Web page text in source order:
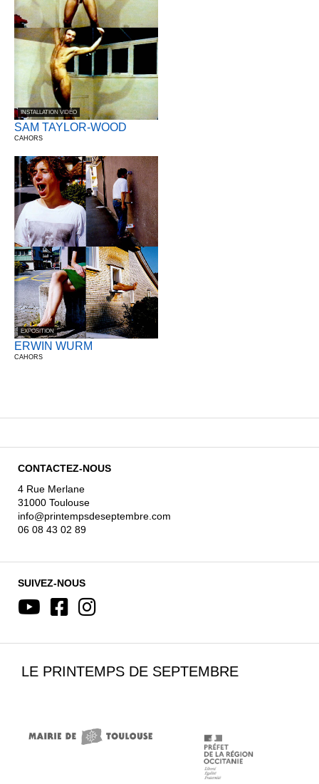
INSTALLATION VIDÉO
SAM TAYLOR-WOOD
CAHORS
EXPOSITION
ERWIN WURM
CAHORS
CONTACTEZ-NOUS
4 Rue Merlane
31000 Toulouse
info@printempsdeseptembre.com
06 08 43 02 89
SUIVEZ-NOUS
LE PRINTEMPS DE SEPTEMBRE